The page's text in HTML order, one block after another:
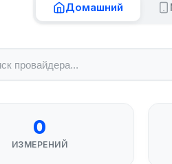
Домашний
0
ИЗМЕРЕНИЙ